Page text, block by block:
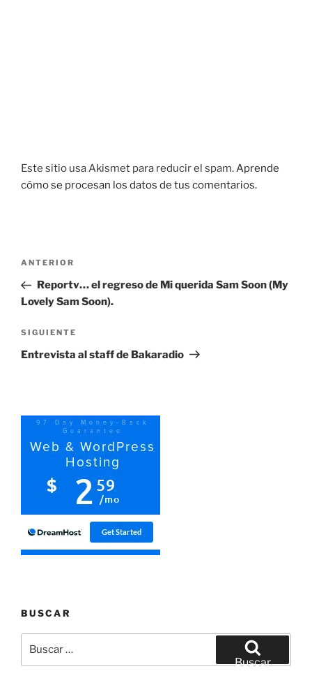
Este sitio usa Akismet para reducir el spam.Aprende
cómo se procesan los datos de tus comentarios.
Navegación
entradas
Entrada
anterior:
ANTERIOR
Reportv… el regreso de Mi querida Sam Soon (My
Lovely Sam Soon).
Siguiente
entrada
SIGUIENTE
Entrevista al staff de Bakaradio
BUSCAR
por:
Buscar